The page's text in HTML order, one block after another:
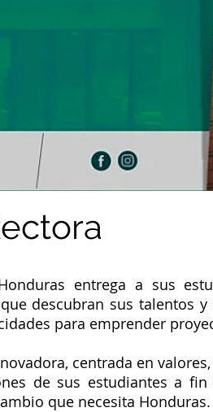
entrega a sus
descubran sus talentos
para emprender
centrada en
de sus estudiantes a
que necesita Honduras.